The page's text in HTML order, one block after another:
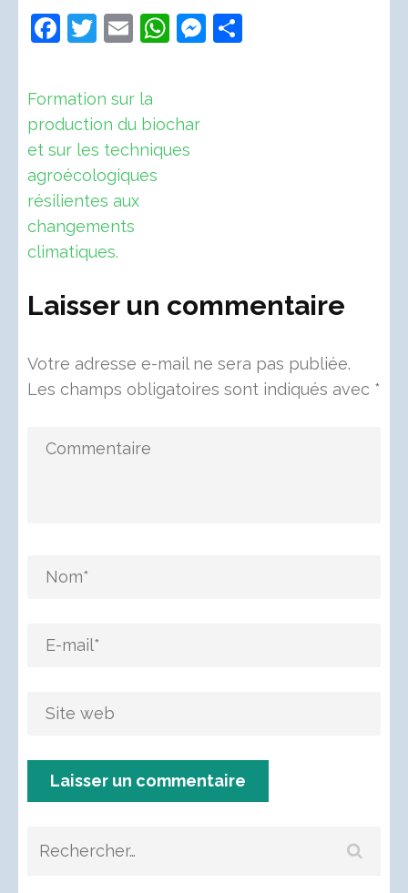
Facebook
Twitter
EmailWhatsApp
Messenger
Navigation
de
l’article
Formation sur la
production du biochar
et sur les techniques
agroécologiques
résilientes aux
changements
climatiques.
Laisser un commentaire
Votre adresse e-mail ne sera pas publiée.
Les champs obligatoires sont indiqués avec *
Rechercher :